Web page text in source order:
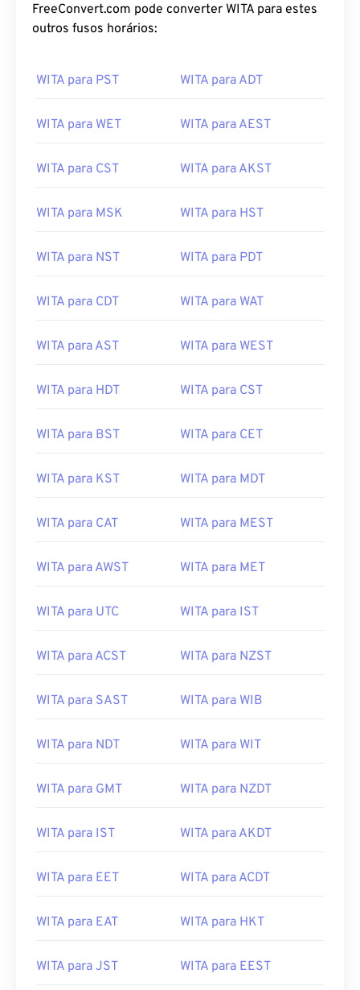
FreeConvert.com pode converter WITA para estes
outros fusos horários:
WITA para PST WITA para ADT
WITA para WET WITA para AEST
WITA para CST WITA para AKST
WITA para MSK WITA para HST
WITA para NST WITA para PDT
WITA para CDT WITA para WAT
WITA para AST WITA para WEST
WITA para HDT WITA para CST
WITA para BST WITA para CET
WITA para KST WITA para MDT
WITA para CAT WITA para MEST
WITA para AWST WITA para MET
WITA para UTC WITA para IST
WITA para ACST WITA para NZST
WITA para SAST WITA para WIB
WITA para NDT WITA para WIT
WITA para GMT WITA para NZDT
WITA para IST WITA para AKDT
WITA para EET WITA para ACDT
WITA para EAT WITA para HKT
WITA para JST WITA para EEST